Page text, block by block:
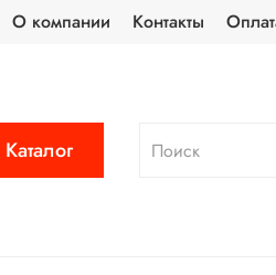
О компании Контакты
Каталог